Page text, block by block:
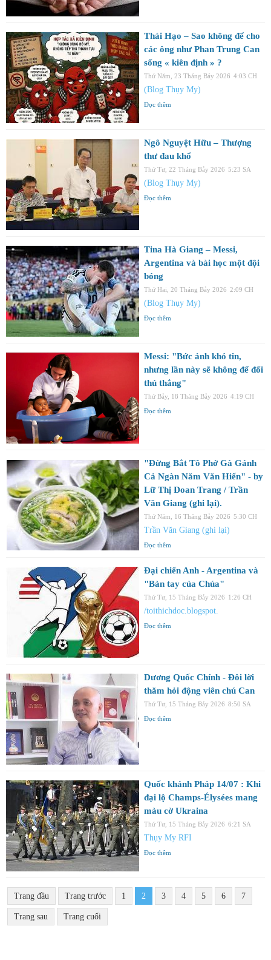
Thái Hạo – Sao không để cho
các ông như Phan Trung Can
sống « kiên định » ?
Thứ Năm, 23 Tháng Bảy 2026 4:03 CH
(Blog Thụy My)
Đọc thêm
Ngô Nguyệt Hữu – Thượng
thư đau khổ
Thứ Tư, 22 Tháng Bảy 2026 5:23 SA
(Blog Thụy My)
Đọc thêm
Tina Hà Giang – Messi,
Argentina và bài học một đội
bóng
Thứ Hai, 20 Tháng Bảy 2026 2:09 CH
(Blog Thụy My)
Đọc thêm
Messi: "Bức ảnh khó tin,
nhưng lần này sẽ không để đối
thủ thắng"
Thứ Bảy, 18 Tháng Bảy 2026 4:19 CH
Đọc thêm
"Đừng Bắt Tô Phở Gà Gánh
Cả Ngàn Năm Văn Hiến" - by
Lữ Thị Đoan Trang / Trần
Văn Giang (ghi lại).
Thứ Năm, 16 Tháng Bảy 2026 5:30 CH
Trần Văn Giang (ghi lại)
Đọc thêm
Đại chiến Anh - Argentina và
"Bàn tay của Chúa"
Thứ Tư, 15 Tháng Bảy 2026 1:26 CH
/toithichdoc.blogspot.
Đọc thêm
Dương Quốc Chính - Đôi lời
thăm hỏi động viên chú Can
Thứ Tư, 15 Tháng Bảy 2026 8:50 SA
Đọc thêm
Quốc khánh Pháp 14/07 : Khi
đại lộ Champs-Élysées mang
màu cờ Ukraina
Thứ Tư, 15 Tháng Bảy 2026 6:21 SA
Thụy My RFI
Đọc thêm
Trang đầu Trang trước 1 2 3 4 5 6 7
Trang sau Trang cuối